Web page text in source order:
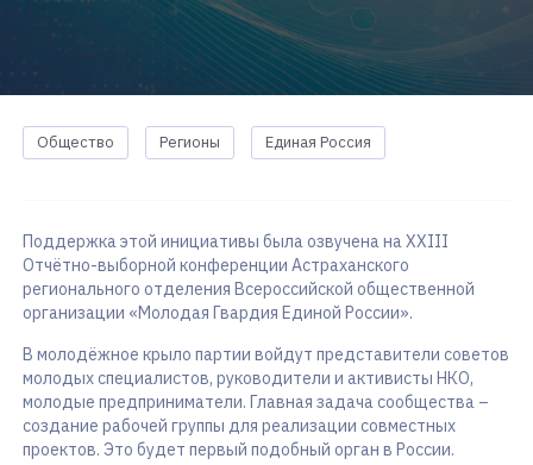
Общество Регионы Единая Россия
Поддержка этой инициативы была озвучена на XXIII
Отчётно-выборной конференции Астраханского
регионального отделения Всероссийской общественной
организации «Молодая Гвардия Единой России».
В молодёжное крыло партии войдут представители советов
молодых специалистов, руководители и активисты НКО,
молодые предприниматели. Главная задача сообщества –
создание рабочей группы для реализации совместных
проектов. Это будет первый подобный орган в России.